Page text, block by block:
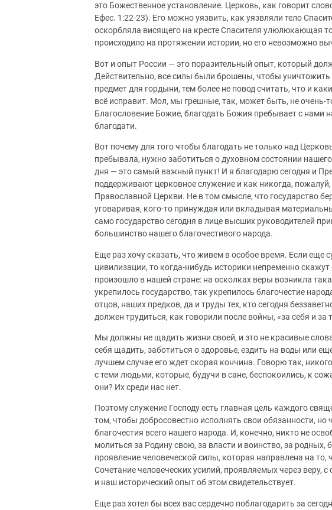
это Божественное установление. Церковь, как говорит
Ефес. 1:22-23). Его можно уязвить, как уязвляли тело
оскорбляла висящего на кресте Спасителя улюлюкающая
происходило на протяжении истории, но его невозможно
Вот и опыт России — это поразительный опыт, который
Действительно, все силы были брошены, чтобы уничтожить
предмет для гордыни, тем более не повод считать, что и
всё исправит. Мол, мы грешные, так, может быть, не очень-
Благословение Божие, благодать Божия пребывает с нами
благодати.
Вот почему для того чтобы благодать не только над
пребывала, нужно заботиться о духовном состоянии
дня — это самый важный пункт! И я благодарю сегодня и
поддерживают церковное служение и как никогда,
Православной Церкви. Не в том смысле, что государство
уговаривая, кого-то принуждая или вкладывая
само государство сегодня в лице высших руководителей
большинство нашего благочестивого народа.
Еще раз хочу сказать, что живем в особое время. Если еще
цивилизации, то когда-нибудь историки непременно
произошло в нашей стране: на осколках веры возникла
укрепилось государство, так укрепилось благочестие
отцов, наших предков, да и труды тех, кто сегодня
должен трудиться, как говорили после войны, «за себя и за
Мы должны не щадить жизни своей, и это не красивые
себя щадить, заботиться о здоровье, ездить на воды или
лучшем случае его ждет скорая кончина. Говорю так,
с теми людьми, которые, будучи в сане, беспокоились, к
они? Их среди нас нет.
Поэтому служение Господу есть главная цель каждого
том, чтобы добросовестно исполнять свои обязанности,
благочестия всего нашего народа. И, конечно, никто не
молиться за Родину свою, за власти и воинство, за
проявление человеческой силы, которая направлена на
Сочетание человеческих усилий, проявляемых через веру,
и наш исторический опыт об этом свидетельствует.
Еще раз хотел бы всех вас сердечно поблагодарить за